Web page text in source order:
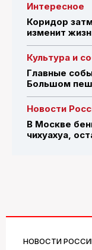
Интересное
Коридор
изменит
Культура и
Главные
Большом
Новости
В Москве
чихуахуа,
НОВОСТИ